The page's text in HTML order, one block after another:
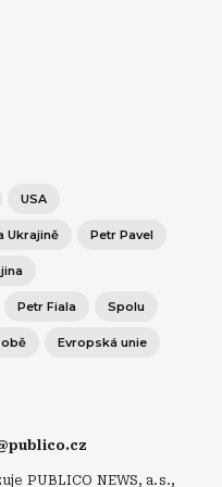
USA
Ukrajině Petr Pavel
Petr Fiala Spolu
Evropská unie
PUBLICO NEWS, a.s.,